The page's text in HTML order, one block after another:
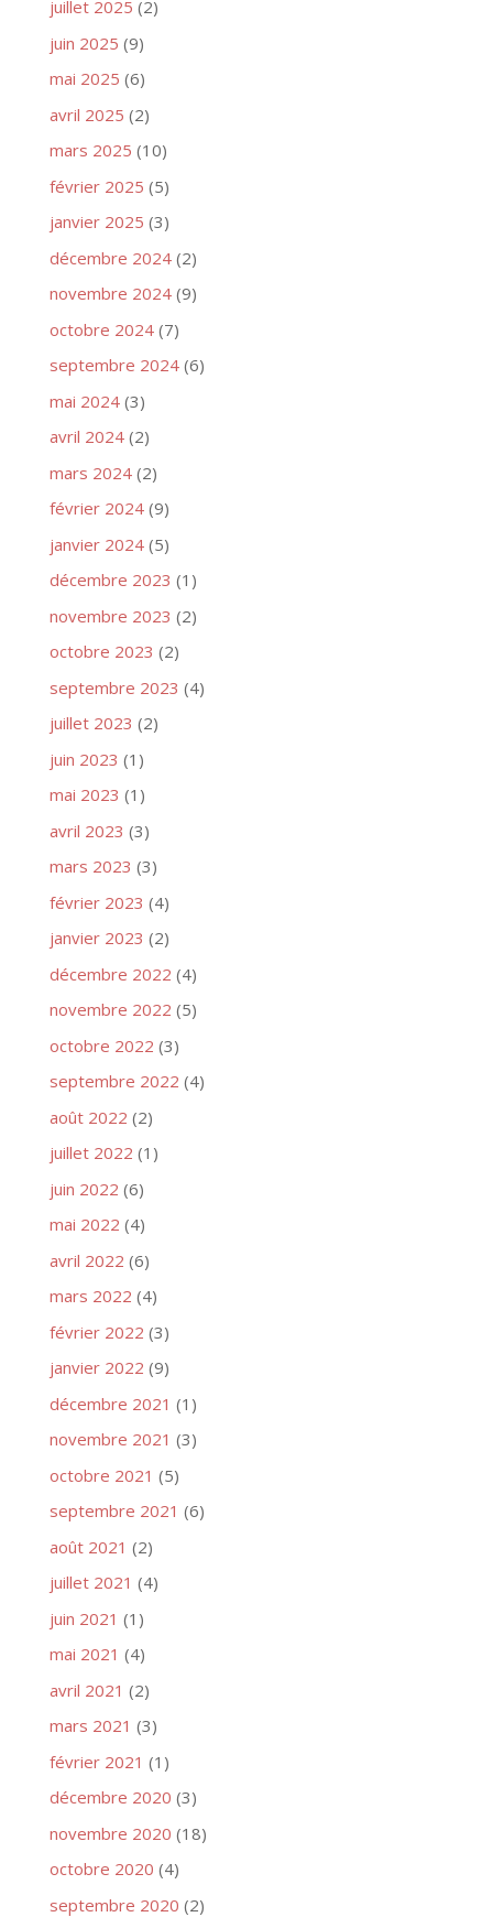
juillet 2025 (2)
juin 2025 (9)
mai 2025 (6)
avril 2025 (2)
mars 2025 (10)
février 2025 (5)
janvier 2025 (3)
décembre 2024(2)
novembre 2024(9)
octobre 2024(7)
septembre 2024(6)
mai 2024(3)
avril 2024(2)
mars 2024(2)
février 2024(9)
janvier 2024(5)
décembre 2023 (1)
novembre 2023 (2)
octobre 2023 (2)
septembre 2023 (4)
juillet 2023 (2)
juin 2023 (1)
mai 2023 (1)
avril 2023 (3)
mars 2023 (3)
février 2023 (4)
janvier 2023 (2)
décembre 2022 (4)
novembre 2022 (5)
octobre 2022 (3)
septembre 2022 (4)
août 2022 (2)
juillet 2022 (1)
juin 2022 (6)
mai 2022 (4)
avril 2022 (6)
mars 2022 (4)
février 2022 (3)
janvier 2022 (9)
décembre 2021 (1)
novembre 2021 (3)
octobre 2021 (5)
septembre 2021 (6)
août 2021 (2)
juillet 2021 (4)
juin 2021 (1)
mai 2021 (4)
avril 2021 (2)
mars 2021 (3)
février 2021 (1)
décembre 2020 (3)
novembre 2020 (18)
octobre 2020 (4)
septembre 2020 (2)